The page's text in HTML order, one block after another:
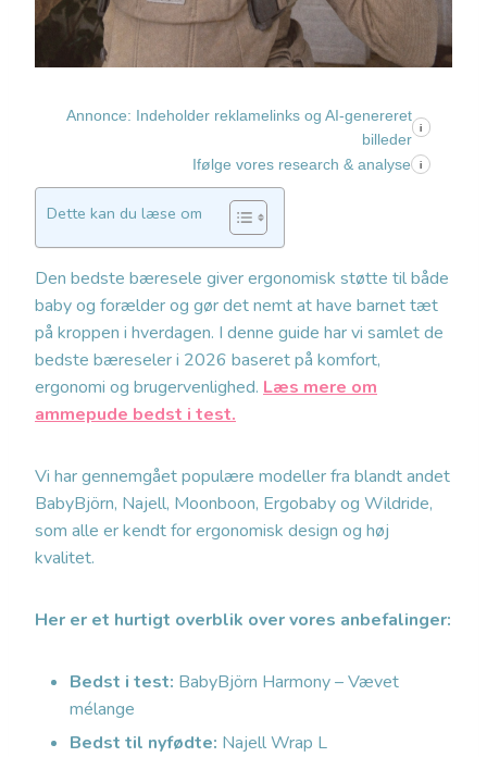
Annonce: Indeholder reklamelinks og AI-genereret
billeder
i
Ifølge vores research & analyse i
Dette kan du læse om
Den bedste bæresele giver ergonomisk støtte til både
baby og forælder og gør det nemt at have barnet tæt
på kroppen i hverdagen. I denne guide har vi samlet de
bedste bæreseler i 2026 baseret på komfort,
ergonomi og brugervenlighed. Læs mere om
ammepude bedst i test.
Vi har gennemgået populære modeller fra blandt andet
BabyBjörn, Najell, Moonboon, Ergobaby og Wildride,
som alle er kendt for ergonomisk design og høj
kvalitet.
Her er et hurtigt overblik over vores anbefalinger:
Bedst i test: BabyBjörn Harmony – Vævet
mélange
Bedst til nyfødte: Najell Wrap L